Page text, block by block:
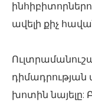
ավելի քիչ
դիմադրության
խոտին